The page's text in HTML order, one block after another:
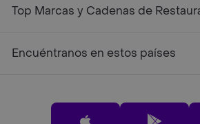
Top Marcas y Cadenas de
Encuéntranos en estos países